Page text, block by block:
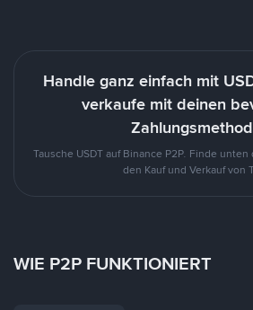
Handle ganz einfach mit
verkaufe mit deinen
Tausche USDT auf Binance P2P. Finde
den Kauf und Verkauf von
WIE P2P FUNKTIONIERT